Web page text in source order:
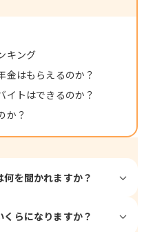
キング
金はもらえるのか？
イトはできるのか？
か？
を聞かれますか？
らになりますか？